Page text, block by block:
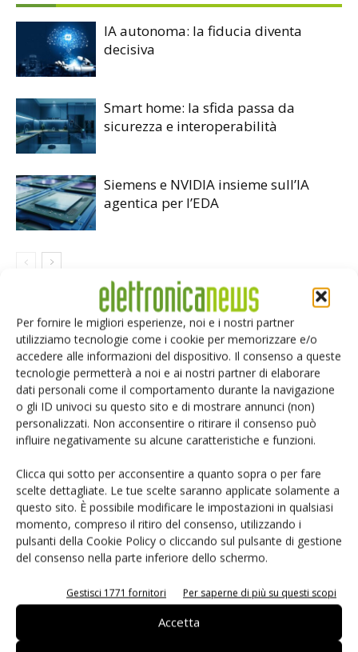
Per fornire le migliori esperienze, noi e i nostri partner
utilizziamo tecnologie come i cookie per memorizzare e/o
accedere alle informazioni del dispositivo. Il consenso a queste
tecnologie permetterà a noi e ai nostri partner di elaborare
dati personali come il comportamento durante la navigazione
o gli ID univoci su questo sito e di mostrare annunci (non)
personalizzati. Non acconsentire o ritirare il consenso può
influire negativamente su alcune caratteristiche e funzioni.
Clicca qui sotto per acconsentire a quanto sopra o per fare
scelte dettagliate. Le tue scelte saranno applicate solamente a
questo sito. È possibile modificare le impostazioni in qualsiasi
momento, compreso il ritiro del consenso, utilizzando i
pulsanti della Cookie Policy o cliccando sul pulsante di gestione
del consenso nella parte inferiore dello schermo.
Gestisci 1771 fornitori Per saperne di più su questi scopi
Accetta
IA autonoma: la fiducia diventa
decisiva
Smart home: la sfida passa da
sicurezza e interoperabilità
Siemens e NVIDIA insieme sull’IA
agentica per l’EDA
LASCIA UN COMMENTO
Salva il mio nome, email e sito web in questo browser per i
prossimi commenti.